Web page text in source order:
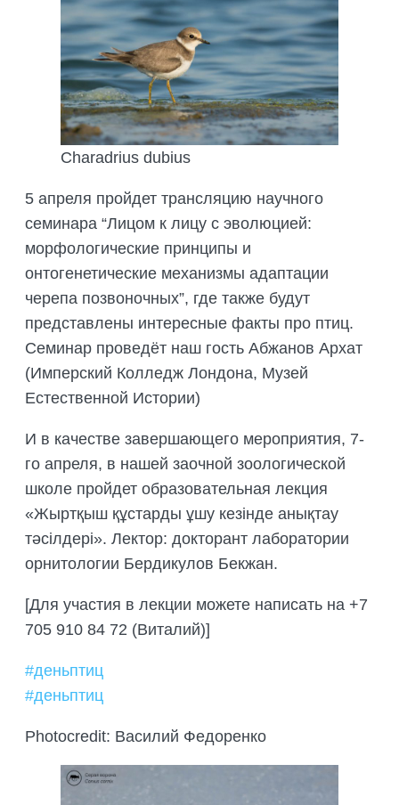
Charadrius dubius
5 апреля пройдет трансляцию научного
семинара “Лицом к лицу с эволюцией:
морфологические принципы и
онтогенетические механизмы адаптации
черепа позвоночных”, где также будут
представлены интересные факты про птиц.
Семинар проведёт наш гость Абжанов Архат
(Имперский Колледж Лондона, Музей
Естественной Истории)
И в качестве завершающего мероприятия, 7-
го апреля, в нашей заочной зоологической
школе пройдет образовательная лекция
«Жыртқыш құстарды ұшу кезінде анықтау
тәсілдері». Лектор: докторант лаборатории
орнитологии Бердикулов Бекжан.
[Для участия в лекции можете написать на +7
705 910 84 72 (Виталий)]
#деньптиц
#деньптиц
Photocredit: Василий Федоренко